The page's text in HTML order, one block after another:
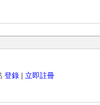
登錄 | 立即註冊